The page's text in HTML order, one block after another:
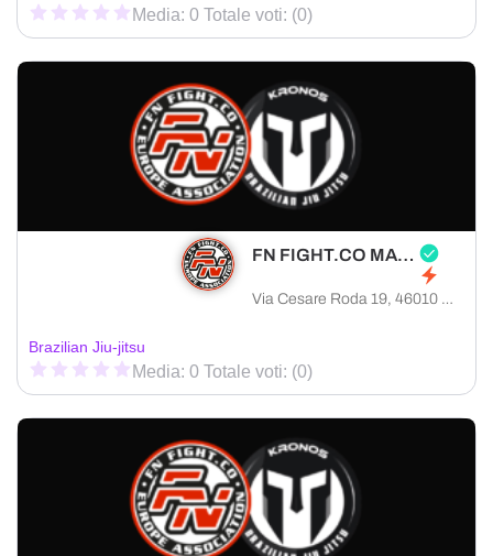
Media: 0 Totale voti: (0)
FN FIGHT.CO MANTOVA
Via Cesare Roda 19, 46010 Curtatone provincia di Mantova, Italia
Brazilian Jiu-jitsu
Media: 0 Totale voti: (0)